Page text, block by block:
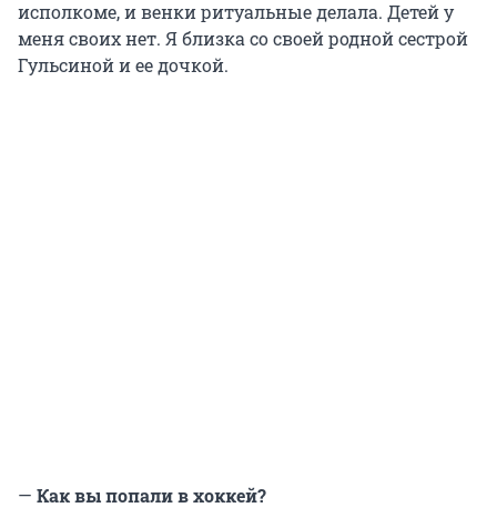
исполкоме, и венки ритуальные делала. Детей у
меня своих нет. Я близка со своей родной сестрой
Гульсиной и ее дочкой.
— Как вы попали в хоккей?